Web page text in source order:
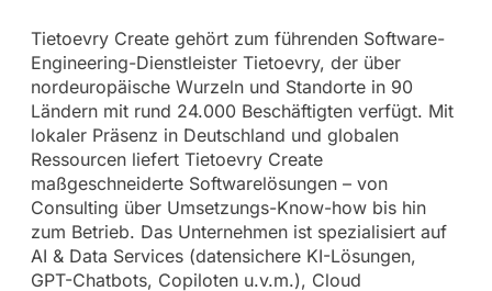
Tietoevry Create gehört zum führenden Software-
Engineering-Dienstleister Tietoevry, der über
nordeuropäische Wurzeln und Standorte in 90
Ländern mit rund 24.000 Beschäftigten verfügt. Mit
lokaler Präsenz in Deutschland und globalen
Ressourcen liefert Tietoevry Create
maßgeschneiderte Softwarelösungen – von
Consulting über Umsetzungs-Know-how bis hin
zum Betrieb. Das Unternehmen ist spezialisiert auf
AI & Data Services (datensichere KI-Lösungen,
GPT-Chatbots, Copiloten u.v.m.), Cloud